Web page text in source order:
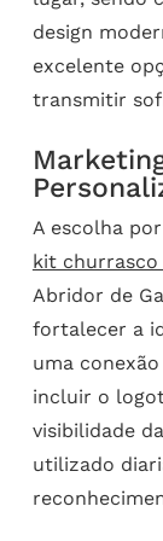
design
excelente
transmitir
A escolha por
kit churrasco
Abridor de
fortalecer a
uma
incluir o
visibilidade
utilizado